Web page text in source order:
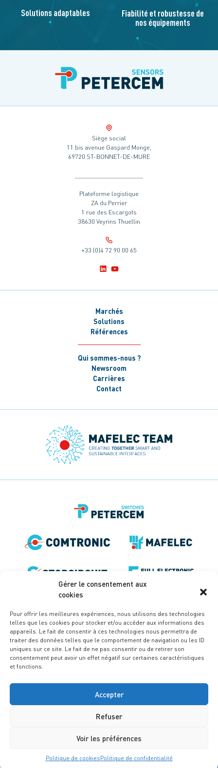
Gérer le consentement aux
cookies
Pour offrir les meilleures expériences, nous utilisons des technologies
telles que les cookies pour stocker et/ou accéder aux informations des
appareils. Le fait de consentir à ces technologies nous permettra de
traiter des données telles que le comportement de navigation ou les ID
uniques sur ce site. Le fait de ne pas consentir ou de retirer son
consentement peut avoir un effet négatif sur certaines caractéristiques
et fonctions.
Accepter
Refuser
Voir les préférences
Politique de cookiesPolitique de confidentialité
Nous contacter
Solutions adaptables Fiabilité et robustesse de
nos équipements
Siège social
11 bis avenue Gaspard Monge,
69720 ST-BONNET-DE-MURE
Plateforme logistique
ZA du Perrier
1 rue des Escargots
38630 Veyrins Thuellin
+33 (0)4 72 90 00 65
Marchés
Solutions
Références
Qui sommes-nous ?
Newsroom
Carrières
Contact
Politique de confidentialité